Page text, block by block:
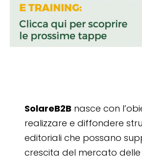
SolareB2B nasce con
realizzare e diffondere
editoriali che possano
crescita del mercato delle